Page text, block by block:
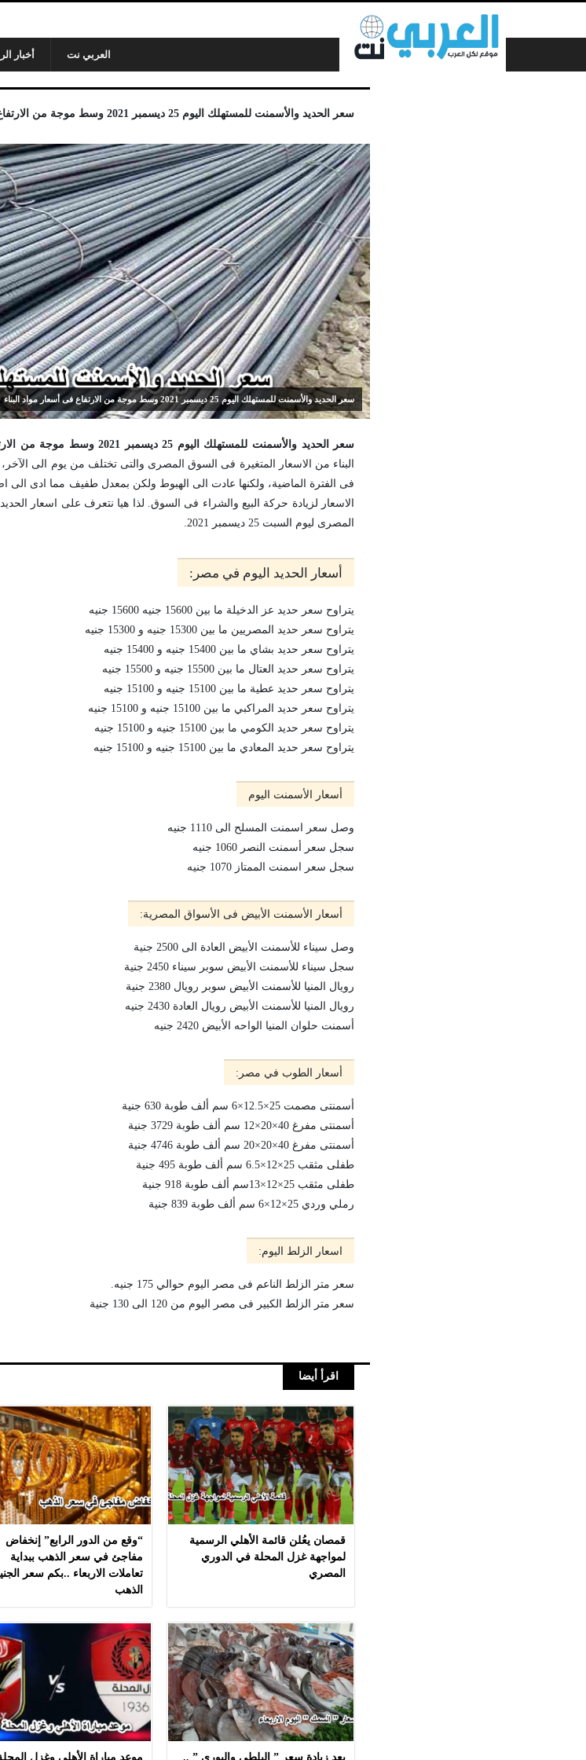
العربي نت أخبار
سعر الحديد والأسمنت للمستهلك اليوم 25 ديسمبر 2021 وسط موجة من الارتفاع فى أسعار مواد البناء
سعر الحديد والأسمنت للمستهلك اليوم 25 ديسمبر 2021 وسط موجة من الارتفاع فى أسعار مواد البناء
سعر الحديد والأسمنت للمستهلك اليوم 25 ديسمبر 2021 وسط موجة من الارتفاع فى أسعار مواد البناء.
البناء من الاسعار المتغيرة فى السوق المصرى والتى تختلف من يوم الى الآخر،
فى الفترة الماضية، ولكنها عادت الى الهبوط ولكن بمعدل طفيف مما ادى الى
الاسعار لزيادة حركة البيع والشراء فى السوق. لذا هيا نتعرف على اسعار
المصرى ليوم السبت 25 ديسمبر 2021.
أسعار الحديد اليوم في مصر:
يتراوح سعر حديد عز الدخيلة ما بين 15600 جنيه 15600 جنيه
يتراوح سعر حديد المصريين ما بين 15300 جنيه و 15300 جنيه
يتراوح سعر حديد بشاي ما بين 15400 جنيه و 15400 جنيه
يتراوح سعر حديد العتال ما بين 15500 جنيه و 15500 جنيه
يتراوح سعر حديد عطية ما بين 15100 جنيه و 15100 جنيه
يتراوح سعر حديد المراكبي ما بين 15100 جنيه و 15100 جنيه
يتراوح سعر حديد الكومي ما بين 15100 جنيه و 15100 جنيه
يتراوح سعر حديد المعادي ما بين 15100 جنيه و 15100 جنيه
أسعار الأسمنت اليوم
وصل سعر اسمنت المسلح الى 1110 جنيه
سجل سعر أسمنت النصر 1060 جنيه
سجل سعر اسمنت الممتاز 1070 جنيه
أسعار الأسمنت الأبيض فى الأسواق المصرية:
وصل سيناء للأسمنت الأبيض العادة الى 2500 جنية
سجل سيناء للأسمنت الأبيض سوبر سيناء 2450 جنية
رويال المنيا للأسمنت الأبيض سوبر رويال 2380 جنية
رويال المنيا للأسمنت الأبيض رويال العادة 2430 جنيه
أسمنت حلوان المنيا الواحه الأبيض 2420 جنيه
أسعار الطوب في مصر:
أسمنتى مصمت 25×12.5×6 سم ألف طوبة 630 جنية
أسمنتى مفرغ 40×20×12 سم ألف طوبة 3729 جنية
أسمنتى مفرغ 40×20×20 سم ألف طوبة 4746 جنية
طفلى مثقب 25×12×6.5 سم ألف طوبة 495 جنية
طفلى مثقب 25×12×13سم ألف طوبة 918 جنية
رملي وردي 25×12×6 سم ألف طوبة 839 جنية
اسعار الزلط اليوم:
سعر متر الزلط الناعم فى مصر اليوم حوالي 175 جنيه.
سعر متر الزلط الكبير فى مصر اليوم من 120 الى 130 جنية
اقرأ أيضا
قمصان يعُلن قائمة الأهلي الرسمية
لمواجهة غزل المحلة في الدوري
المصري
“وقع من الدور الرابع” إنخفاض
مفاجئ في سعر الذهب ببداية
تعاملات الاربعاء ..بكم سعر
الذهب
بعد زيادة سعر ” البلطي والبوري ” .. موعد مباراة الأهلي وغزل